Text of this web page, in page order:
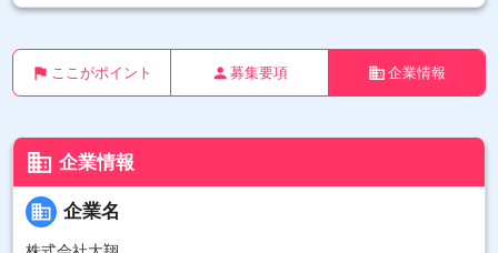
flag ここがポイント person 募集要項 business 企業情報
business 企業情報
business 企業名